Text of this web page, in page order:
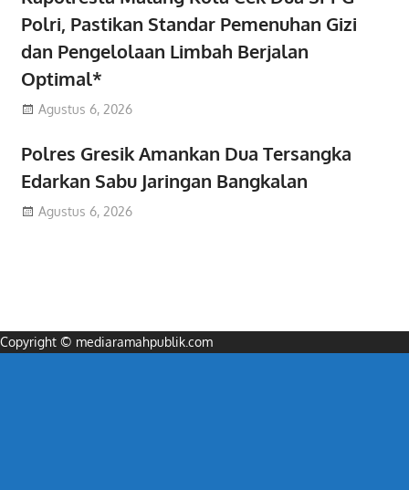
Polri, Pastikan Standar Pemenuhan Gizi
dan Pengelolaan Limbah Berjalan
Optimal*
Agustus 6, 2026
Polres Gresik Amankan Dua Tersangka
Edarkan Sabu Jaringan Bangkalan
Agustus 6, 2026
Copyright © mediaramahpublik.com